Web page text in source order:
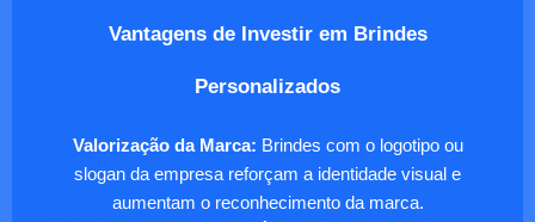
Vantagens de Investir em Brindes
Personalizados
Valorização da Marca: Brindes com o logotipo ou
slogan da empresa reforçam a identidade visual e
aumentam o reconhecimento da marca.